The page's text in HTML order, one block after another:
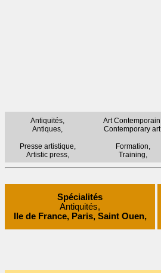
Antiquités,
Antiques,
Art
Contemporary
Presse artistique,
Artistic press,
Formation,
Training,
Spécialités
Antiquités,
Ile de France, Paris, Saint Ouen,